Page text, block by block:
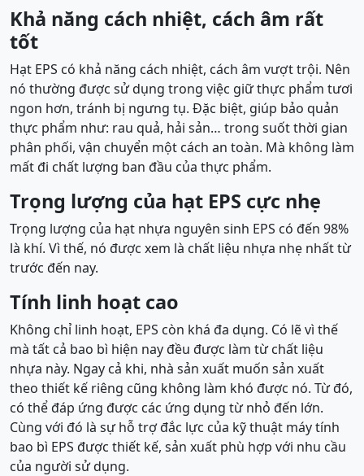
Khả năng cách nhiệt, cách âm rất
tốt
Hạt EPS có khả năng cách nhiệt, cách âm vượt trội. Nên
nó thường được sử dụng trong việc giữ thực phẩm tươi
ngon hơn, tránh bị ngưng tụ. Đặc biệt, giúp bảo quản
thực phẩm như: rau quả, hải sản… trong suốt thời gian
phân phối, vận chuyển một cách an toàn. Mà không làm
mất đi chất lượng ban đầu của thực phẩm.
Trọng lượng của hạt EPS cực nhẹ
Trọng lượng của hạt nhựa nguyên sinh EPS có đến 98%
là khí. Vì thế, nó được xem là chất liệu nhựa nhẹ nhất từ
trước đến nay.
Tính linh hoạt cao
Không chỉ linh hoạt, EPS còn khá đa dụng. Có lẽ vì thế
mà tất cả bao bì hiện nay đều được làm từ chất liệu
nhựa này. Ngay cả khi, nhà sản xuất muốn sản xuất
theo thiết kế riêng cũng không làm khó được nó. Từ đó,
có thể đáp ứng được các ứng dụng từ nhỏ đến lớn.
Cùng với đó là sự hỗ trợ đắc lực của kỹ thuật máy tính
bao bì EPS được thiết kế, sản xuất phù hợp với nhu cầu
của người sử dụng.